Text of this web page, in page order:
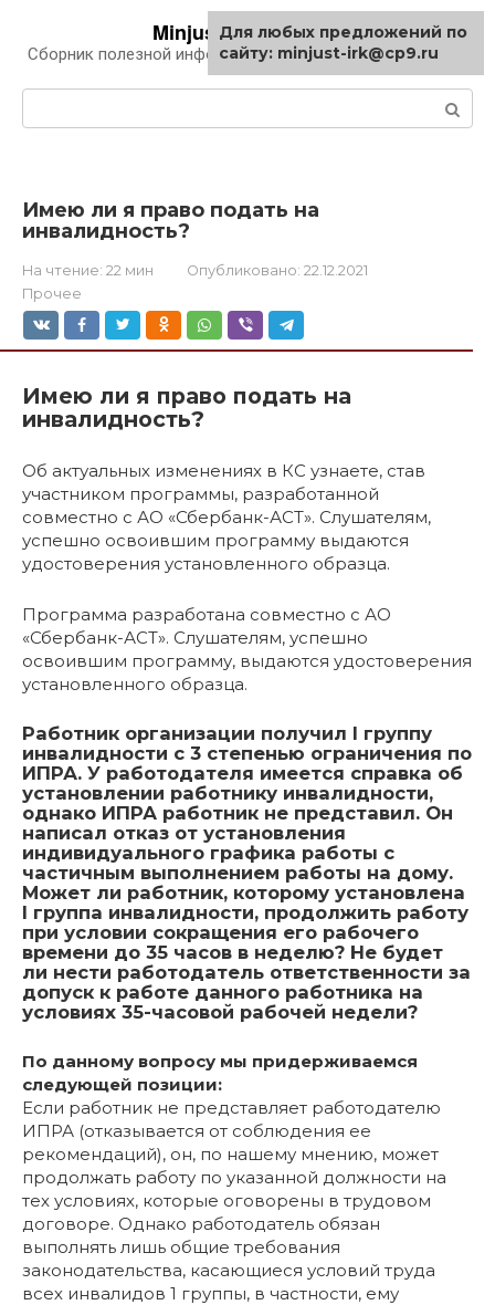
контенту
Minjust-irk.ru
Сборник полезной информации про автомобили
Имею ли я право подать на
инвалидность?
На чтение: 22 мин Опубликовано: 22.12.2021
Прочее
Имею ли я право подать на
инвалидность?
Об актуальных изменениях в КС узнаете, став
участником программы, разработанной
совместно с АО «Сбербанк-АСТ». Слушателям,
успешно освоившим программу выдаются
удостоверения установленного образца.
Программа разработана совместно с АО
«Сбербанк-АСТ». Слушателям, успешно
освоившим программу, выдаются удостоверения
установленного образца.
Работник организации получил I группу
инвалидности с 3 степенью ограничения по
ИПРА. У работодателя имеется справка об
установлении работнику инвалидности,
однако ИПРА работник не представил. Он
написал отказ от установления
индивидуального графика работы с
частичным выполнением работы на дому.
Может ли работник, которому установлена
I группа инвалидности, продолжить работу
при условии сокращения его рабочего
времени до 35 часов в неделю? Не будет
ли нести работодатель ответственности за
допуск к работе данного работника на
условиях 35-часовой рабочей недели?
По данному вопросу мы придерживаемся
следующей позиции:
Если работник не представляет работодателю
ИПРА (отказывается от соблюдения ее
рекомендаций), он, по нашему мнению, может
продолжать работу по указанной должности на
тех условиях, которые оговорены в трудовом
договоре. Однако работодатель обязан
выполнять лишь общие требования
законодательства, касающиеся условий труда
всех инвалидов 1 группы, в частности, ему
Для любых предложений по
сайту: minjust-irk@cp9.ru